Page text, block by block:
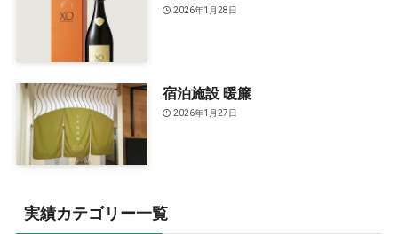
2026年1月28日
宿泊施設 暖簾
2026年1月27日
実績カテゴリー一覧